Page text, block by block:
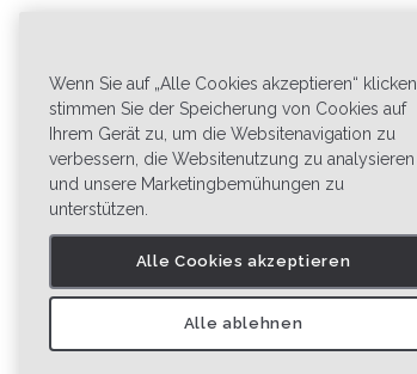
Wenn Sie auf „Alle Cookies akzeptieren“ klicken,
stimmen Sie der Speicherung von Cookies auf
Ihrem Gerät zu, um die Websitenavigation zu
verbessern, die Websitenutzung zu analysieren
und unsere Marketingbemühungen zu
unterstützen.
Alle Cookies akzeptieren
Alle ablehnen